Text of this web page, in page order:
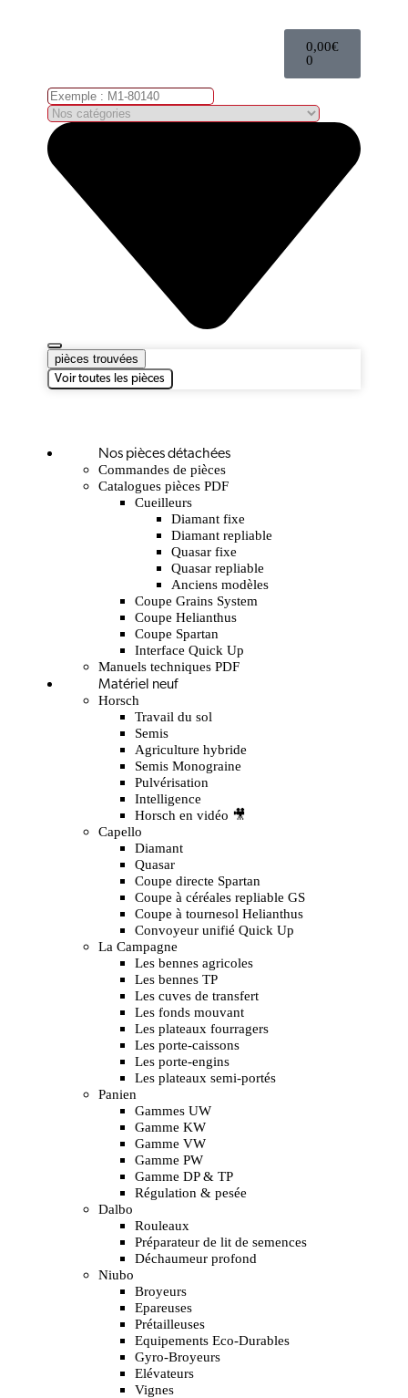
0,00€
0
pièces trouvées
Voir toutes les pièces
Nos pièces détachées
Commandes de pièces
Catalogues pièces PDF
Cueilleurs
Diamant fixe
Diamant repliable
Quasar fixe
Quasar repliable
Anciens modèles
Coupe Grains System
Coupe Helianthus
Coupe Spartan
Interface Quick Up
Manuels techniques PDF
Matériel neuf
Horsch
Travail du sol
Semis
Agriculture hybride
Semis Monograine
Pulvérisation
Intelligence
Horsch en vidéo 🎥
Capello
Diamant
Quasar
Coupe directe Spartan
Coupe à céréales repliable GS
Coupe à tournesol Helianthus
Convoyeur unifié Quick Up
La Campagne
Les bennes agricoles
Les bennes TP
Les cuves de transfert
Les fonds mouvant
Les plateaux fourragers
Les porte-caissons
Les porte-engins
Les plateaux semi-portés
Panien
Gammes UW
Gamme KW
Gamme VW
Gamme PW
Gamme DP & TP
Régulation & pesée
Dalbo
Rouleaux
Préparateur de lit de semences
Déchaumeur profond
Niubo
Broyeurs
Epareuses
Prétailleuses
Equipements Eco-Durables
Gyro-Broyeurs
Elévateurs
Vignes